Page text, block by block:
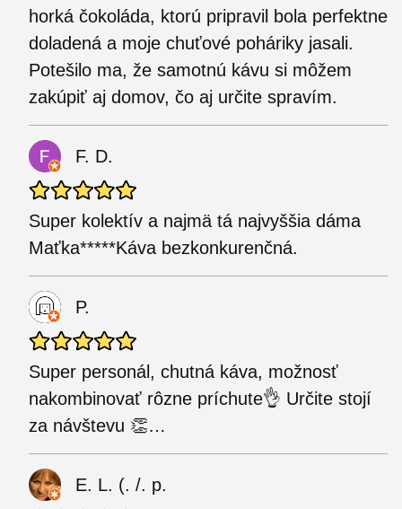
horká čokoláda, ktorú pripravil bola perfektne
doladená a moje chuťové poháriky jasali.
Potešilo ma, že samotnú kávu si môžem
zakúpiť aj domov, čo aj určite spravím.
F. D.
Super kolektív a najmä tá najvyššia dáma
Maťka*****Káva bezkonkurenčná.
P.
Super personál, chutná káva, možnosť
nakombinovať rôzne príchute👌 Určite stojí
za návštevu 👏…
E. L. (. /. p.